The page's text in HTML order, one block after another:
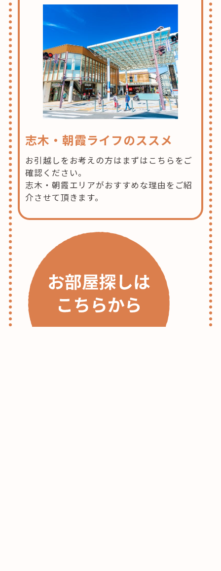
志木・朝霞ライフのススメ
お引越しをお考えの方はまずはこちらをご
確認ください。
志木・朝霞エリアがおすすめな理由をご紹
介させて頂きます。